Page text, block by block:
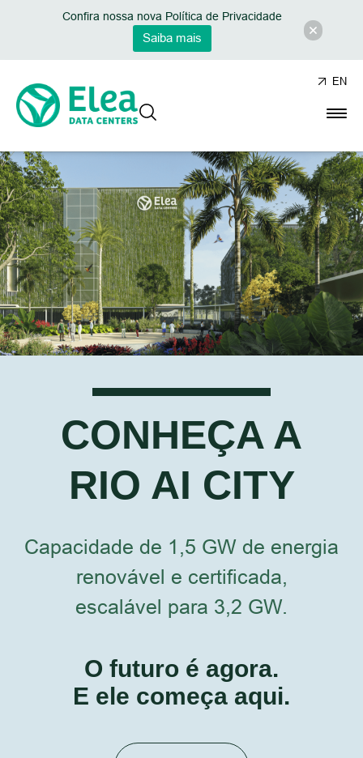
Confira nossa nova Política de Privacidade
Saiba mais
EN
CONHEÇA A
RIO AI CITY
Capacidade de 1,5 GW de energia
renovável e certificada,
escalável para 3,2 GW.
O futuro é agora.
E ele começa aqui.